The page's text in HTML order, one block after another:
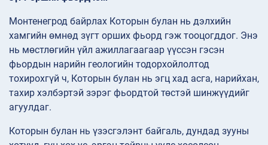
Монтенегрод байрлах Которын булан нь дэлхийн
хамгийн өмнөд зүгт орших фьорд гэж тооцогддог. Энэ
нь мөстлөгийн үйл ажиллагаагаар үүссэн гэсэн
фьордын нарийн геологийн тодорхойлолтод
тохирохгүй ч, Которын булан нь эгц хад асга, нарийхан,
тахир хэлбэртэй зэрэг фьордтой төстэй шинжүүдийг
агуулдаг.
Которын булан нь үзэсгэлэнт байгаль, дундад зууны